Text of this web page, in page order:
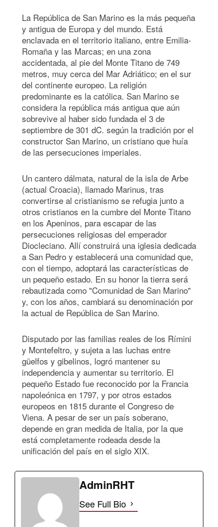
La República de San Marino es la más pequeña
y antigua de Europa y del mundo. Está
enclavada en el territorio italiano, entre Emilia-
Romaña y las Marcas; en una zona
accidentada, al pie del Monte Titano de 749
metros, muy cerca del Mar Adriático; en el sur
del continente europeo. La religión
predominante es la católica. San Marino se
considera la república más antigua que aún
sobrevive al haber sido fundada el 3 de
septiembre de 301 dC. según la tradición por el
constructor San Marino, un cristiano que huía
de las persecuciones imperiales.
Un cantero dálmata, natural de la isla de Arbe
(actual Croacia), llamado Marinus, tras
convertirse al cristianismo se refugia junto a
otros cristianos en la cumbre del Monte Titano
en los Apeninos, para escapar de las
persecuciones religiosas del emperador
Diocleciano. Allí construirá una iglesia dedicada
a San Pedro y establecerá una comunidad que,
con el tiempo, adoptará las características de
un pequeño estado. En su honor la tierra será
rebautizada como "Comunidad de San Marino"
y, con los años, cambiará su denominación por
la actual de República de San Marino.
Disputado por las familias reales de los Rímini
y Montefeltro, y sujeta a las luchas entre
güelfos y gibelinos, logró mantener su
independencia y aumentar su territorio. El
pequeño Estado fue reconocido por la Francia
napoleónica en 1797, y por otros estados
europeos en 1815 durante el Congreso de
Viena. A pesar de ser un país soberano,
depende en gran medida de Italia, por la que
está completamente rodeada desde la
unificación del país en el siglo XIX.
AdminRHT
See Full Bio